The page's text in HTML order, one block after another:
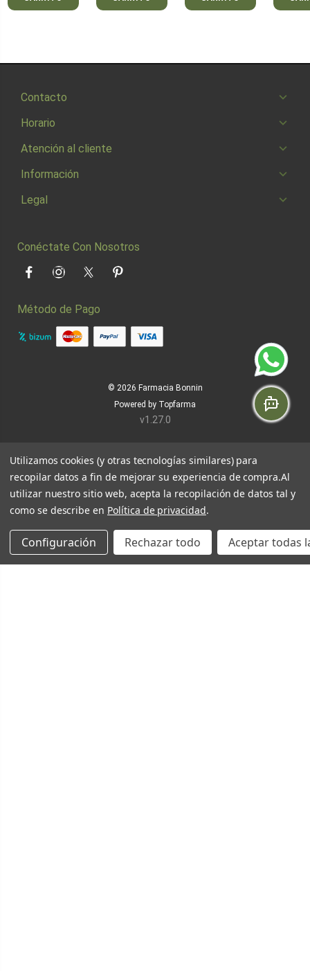
Contacto
Horario
Atención al cliente
Información
Legal
Conéctate Con Nosotros
FacebookInstagramTwitter Pinterest
Método de Pago
© 2026 Farmacia Bonnin
Powered by Topfarma
v1.27.0
Utilizamos cookies (y otras tecnologías similares) para
recopilar datos a fin de mejorar su experiencia de compra.Al
utilizar nuestro sitio web, acepta la recopilación de datos tal y
como se describe en Política de privacidad.
Configuración Rechazar todo Aceptar todas